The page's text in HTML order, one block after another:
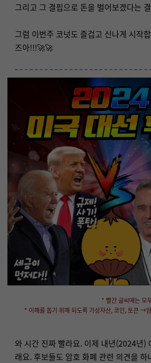
그리고 그 결핍으로 돈을 벌어보겠다는
그럼 이번주 코넛도 즐겁고 신나게 시작
즈아!!!🚀🚀
* 빨간 글씨에는 모
* 이해를 돕기 위해 되도록 가상자산, 코인, 토큰 →
와 시간 진짜 빨라요. 이제 내년(2024년)
래요. 후보들도 암호 화폐 관련 의견을 하